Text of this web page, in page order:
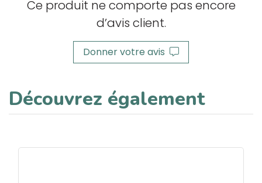
Ce produit ne comporte pas encore
d’avis client.
Donner votre avis
Découvrez également